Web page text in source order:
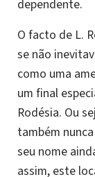
dependente.
O facto de L.
se não
como uma
um final
Rodésia. Ou
também
seu nome
assim, este